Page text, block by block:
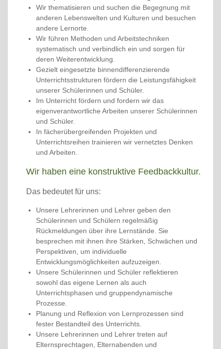
Wir thematisieren und suchen die Begegnung mit
anderen Lebenswelten und Kulturen und besuchen
andere Lernorte.
Wir führen Methoden und Arbeitstechniken
systematisch und verbindlich ein und sorgen für
deren Weiterentwicklung.
Gezielt eingesetzte binnendifferenzierende
Unterrichtsstrukturen fördern die Leistungsfähigkeit
unserer Schülerinnen und Schüler.
Im Unterricht fördern und fordern wir das
eigenverantwortliche Arbeiten unserer Schülerinnen
und Schüler.
In fächerübergreifenden Projekten und
Unterrichtsreihen trainieren wir vernetztes Denken
und Arbeiten.
Wir haben eine konstruktive Feedbackkultur.
Das bedeutet für uns:
Unsere Lehrerinnen und Lehrer geben den
Schülerinnen und Schülern regelmäßig
Rückmeldungen über ihre Lernstände. Sie
besprechen mit ihnen ihre Stärken, Schwächen und
Perspektiven, um individuelle
Entwicklungsmöglichkeiten aufzuzeigen.
Unsere Schülerinnen und Schüler reflektieren
sowohl das eigene Lernen als auch
Unterrichtsphasen und gruppendynamische
Prozesse.
Planung und Reflexion von Lernprozessen sind
fester Bestandteil des Unterrichts.
Unsere Lehrerinnen und Lehrer treten auf
Elternsprechtagen, Elternabenden und